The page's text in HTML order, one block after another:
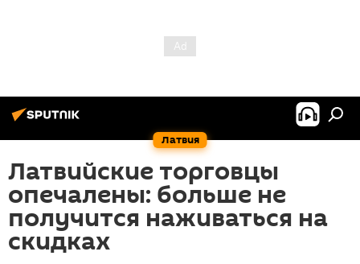
Латвия
Латвийские торговцы
опечалены: больше не
получится наживаться на
скидках